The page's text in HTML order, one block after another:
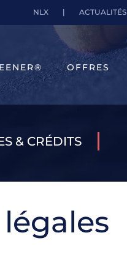
NLX | ACTUALITÉS
OFFRES
& CRÉDITS